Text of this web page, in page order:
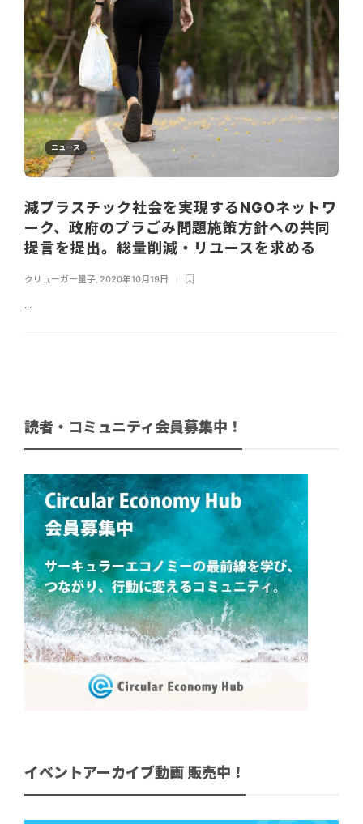
ニュース
減プラスチック社会を実現するNGOネットワ
ーク、政府のプラごみ問題施策方針への共同
提言を提出。総量削減・リユースを求める
クリューガー量子 2020年10月19日
...
読者・コミュニティ会員募集中！
イベントアーカイブ動画 販売中！